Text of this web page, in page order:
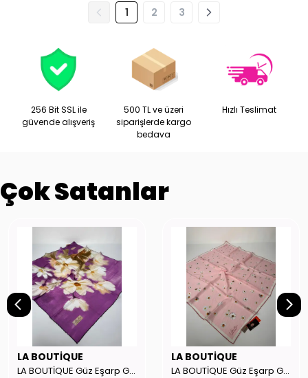
1 2 3
256 Bit SSL ile
güvende alışveriş
500 TL ve üzeri
siparişlerde kargo
bedava
Hızlı Teslimat
Çok Satanlar
LA BOUTİQUE
LA BOUTİQUE Güz Eşarp GYSE262908
LA BOUTİQUE
LA BOUTİQUE Güz Eşarp GYSE130804